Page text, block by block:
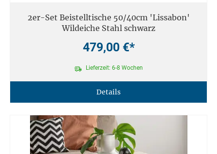
2er-Set Beistelltische 50/40cm 'Lissabon'
Wildeiche Stahl schwarz
479,00 €*
Lieferzeit: 6-8 Wochen
Details